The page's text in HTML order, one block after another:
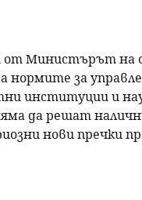
Министърът на
нормите за
институции и
да решат
нови пречки